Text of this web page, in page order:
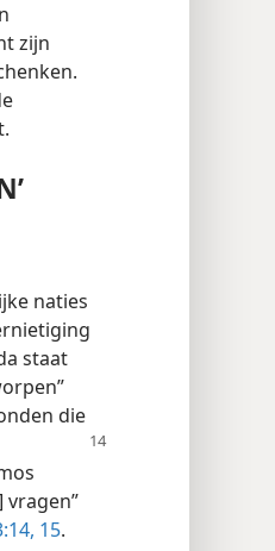
zijn
naties
staat
die
vragen”
15.